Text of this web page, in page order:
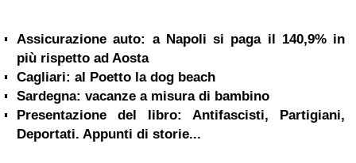
Assicurazione auto: a Napoli si paga il 140,9% in
più rispetto ad Aosta
Cagliari: al Poetto la dog beach
Sardegna: vacanze a misura di bambino
Presentazione del libro: Antifascisti, Partigiani,
Deportati. Appunti di storie...